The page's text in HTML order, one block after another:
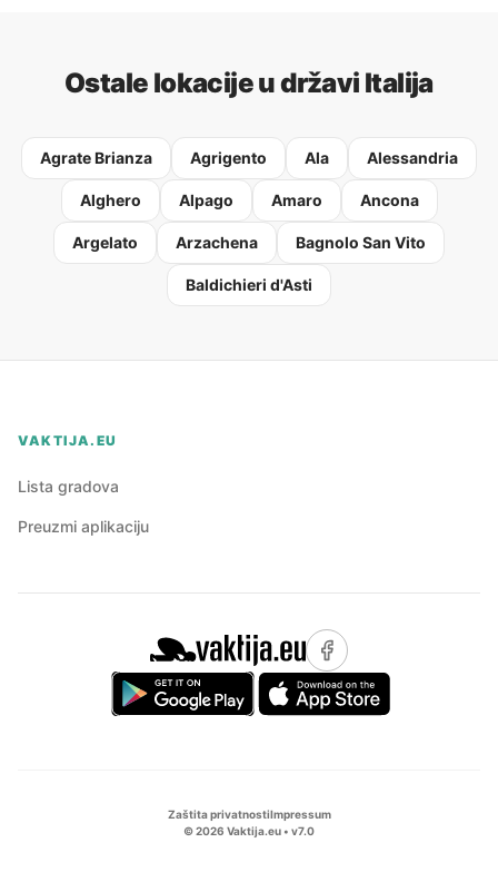
Ostale lokacije u državi Italija
Agrate Brianza Agrigento Ala Alessandria
Alghero Alpago Amaro Ancona
Argelato Arzachena Bagnolo San Vito
Baldichieri d'Asti
VAKTIJA.EU
Lista gradova
Preuzmi aplikaciju
Zaštita privatnostiImpressum
©2026 Vaktija.eu • v7.0